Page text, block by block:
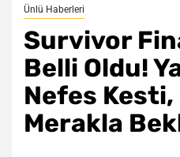
Ünlü Haberleri
Survivor
Belli Oldu!
Nefes
Merakla